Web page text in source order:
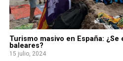
Turismo masivo en España:
baleares?
15 julio, 2024